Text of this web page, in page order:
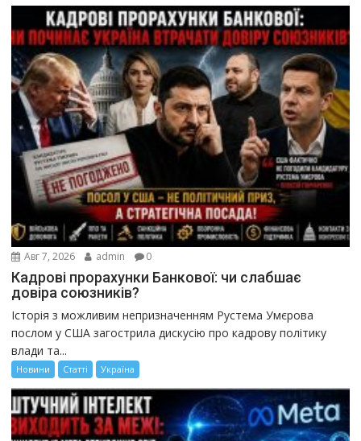
Авг 7, 2026 admin 0
Кадрові прорахунки Банкової: чи слабшає
довіра союзників?
Історія з можливим непризначенням Рустема Умєрова
послом у США загострила дискусію про кадрову політику
влади та...
Новини Статті Україна